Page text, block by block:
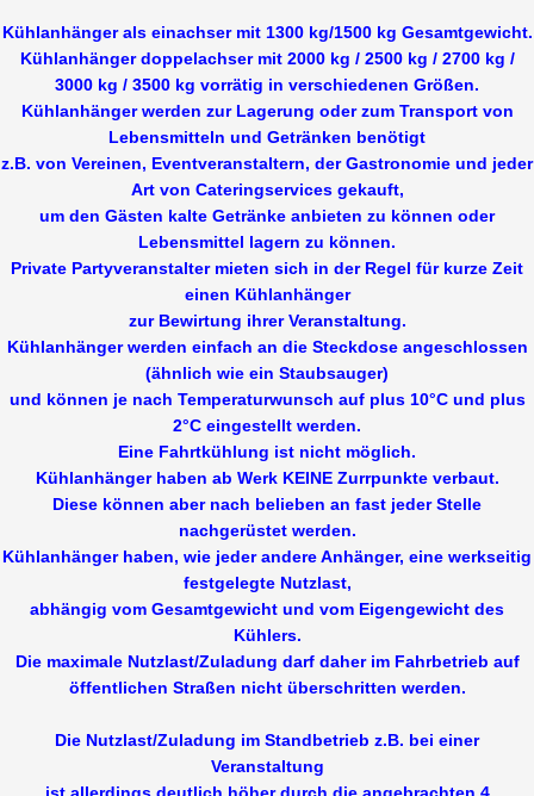
Kühlanhänger als einachser mit 1300 kg/1500 kg Gesamtgewicht.
Kühlanhänger doppelachser mit 2000 kg / 2500 kg / 2700 kg /
3000 kg / 3500 kg vorrätig in verschiedenen Größen.
Kühlanhänger werden zur Lagerung oder zum Transport von
Lebensmitteln und Getränken benötigt
z.B. von Vereinen, Eventveranstaltern, der Gastronomie und jeder
Art von Cateringservices gekauft,
um den Gästen kalte Getränke anbieten zu können oder
Lebensmittel lagern zu können.
Private Partyveranstalter mieten sich in der Regel für kurze Zeit
einen Kühlanhänger
zur Bewirtung ihrer Veranstaltung.
Kühlanhänger werden einfach an die Steckdose angeschlossen
(ähnlich wie ein Staubsauger)
und können je nach Temperaturwunsch auf plus 10°C und plus
2°C eingestellt werden.
Eine Fahrtkühlung ist nicht möglich.
Kühlanhänger haben ab Werk KEINE Zurrpunkte verbaut.
Diese können aber nach belieben an fast jeder Stelle
nachgerüstet werden.
Kühlanhänger haben, wie jeder andere Anhänger, eine werkseitig
festgelegte Nutzlast,
abhängig vom Gesamtgewicht und vom Eigengewicht des
Kühlers.
Die maximale Nutzlast/Zuladung darf daher im Fahrbetrieb auf
öffentlichen Straßen nicht überschritten werden.
Die Nutzlast/Zuladung im Standbetrieb z.B. bei einer
Veranstaltung